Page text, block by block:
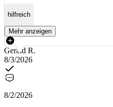
hilfreich
Mehr anzeigen
Gerald R.
8/3/2026
8/2/2026